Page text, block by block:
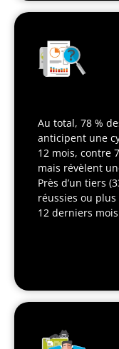
Au total, 78 %
anticipent une
12 mois, contre
mais révèlent
Près d’un tiers
réussies ou
12 derniers